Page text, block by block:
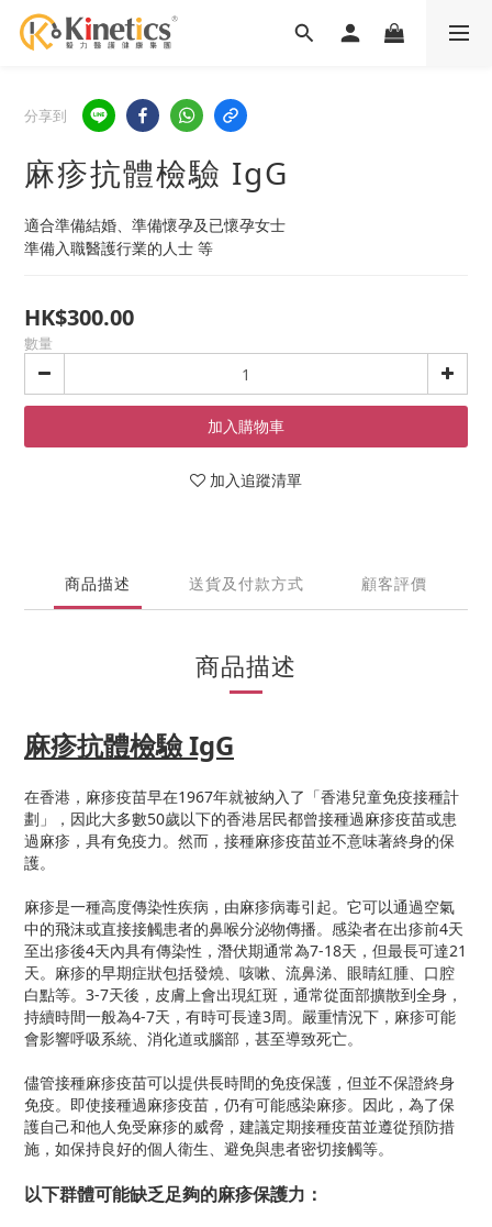
分享到
麻疹抗體檢驗 IgG
適合準備結婚、準備懷孕及已懷孕女士
準備入職醫護行業的人士 等
HK$300.00
數量
加入購物車
加入追蹤清單
商品描述 送貨及付款方式 顧客評價
商品描述
麻疹抗體檢驗 IgG
在香港，麻疹疫苗早在1967年就被納入了「香港兒童免疫接種計
劃」，因此大多數50歲以下的香港居民都曾接種過麻疹疫苗或患
過麻疹，具有免疫力。然而，接種麻疹疫苗並不意味著終身的保
護。
麻疹是一種高度傳染性疾病，由麻疹病毒引起。它可以通過空氣
中的飛沫或直接接觸患者的鼻喉分泌物傳播。感染者在出疹前4天
至出疹後4天內具有傳染性，潛伏期通常為7-18天，但最長可達21
天。麻疹的早期症狀包括發燒、咳嗽、流鼻涕、眼睛紅腫、口腔
白點等。3-7天後，皮膚上會出現紅斑，通常從面部擴散到全身，
持續時間一般為4-7天，有時可長達3周。嚴重情況下，麻疹可能
會影響呼吸系統、消化道或腦部，甚至導致死亡。
儘管接種麻疹疫苗可以提供長時間的免疫保護，但並不保證終身
免疫。即使接種過麻疹疫苗，仍有可能感染麻疹。因此，為了保
護自己和他人免受麻疹的威脅，建議定期接種疫苗並遵從預防措
施，如保持良好的個人衛生、避免與患者密切接觸等。
以下群體可能缺乏足夠的麻疹保護力：